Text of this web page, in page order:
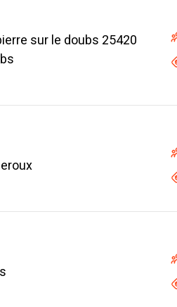
sur le doubs 25420